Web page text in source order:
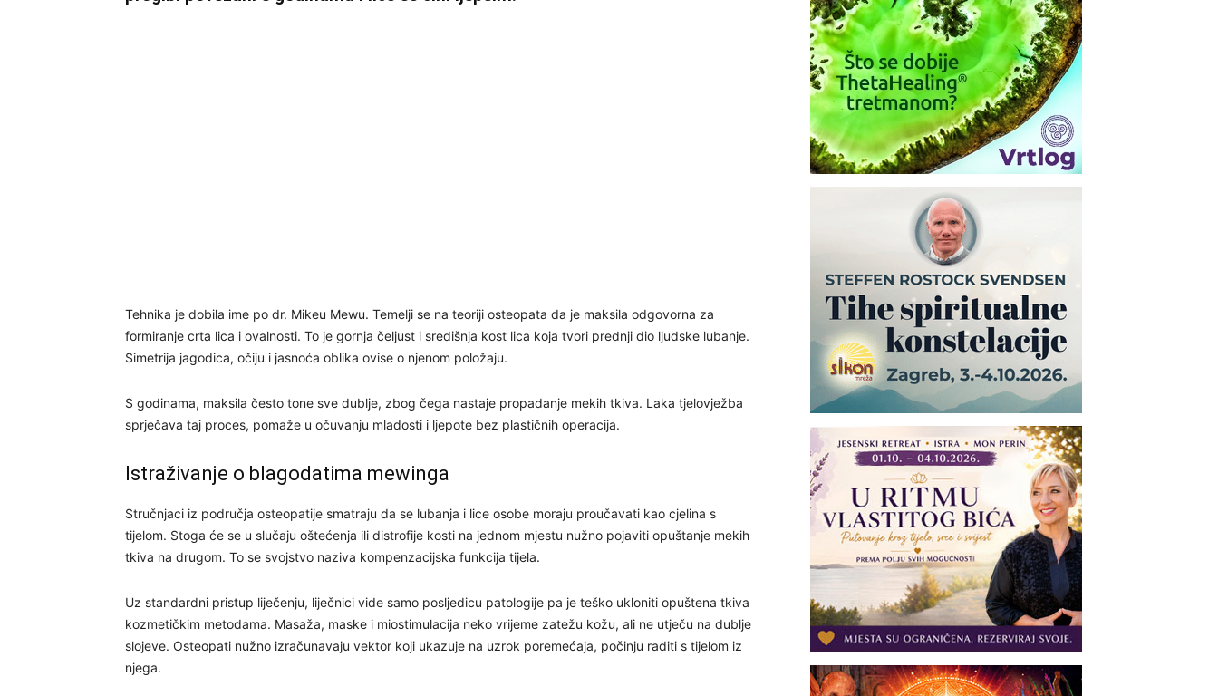
Tehnika je dobila ime po dr. Mikeu Mewu. Temelji se na teoriji osteopata da je maksila odgovorna za
formiranje crta lica i ovalnosti. To je gornja čeljust i središnja kost lica koja tvori prednji dio ljudske lubanje.
Simetrija jagodica, očiju i jasnoća oblika ovise o njenom položaju.
S godinama, maksila često tone sve dublje, zbog čega nastaje propadanje mekih tkiva. Laka tjelovježba
sprječava taj proces, pomaže u očuvanju mladosti i ljepote bez plastičnih operacija.
Istraživanje o blagodatima mewinga
Stručnjaci iz područja osteopatije smatraju da se lubanja i lice osobe moraju proučavati kao cjelina s
tijelom. Stoga će se u slučaju oštećenja ili distrofije kosti na jednom mjestu nužno pojaviti opuštanje mekih
tkiva na drugom. To se svojstvo naziva kompenzacijska funkcija tijela.
Uz standardni pristup liječenju, liječnici vide samo posljedicu patologije pa je teško ukloniti opuštena tkiva
kozmetičkim metodama. Masaža, maske i miostimulacija neko vrijeme zatežu kožu, ali ne utječu na dublje
slojeve. Osteopati nužno izračunavaju vektor koji ukazuje na uzrok poremećaja, počinju raditi s tijelom iz
njega.